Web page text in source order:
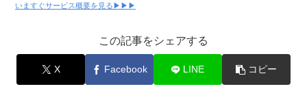
いますぐサービス概要を見る▶▶▶
この記事をシェアする
X Facebook LINE コピー